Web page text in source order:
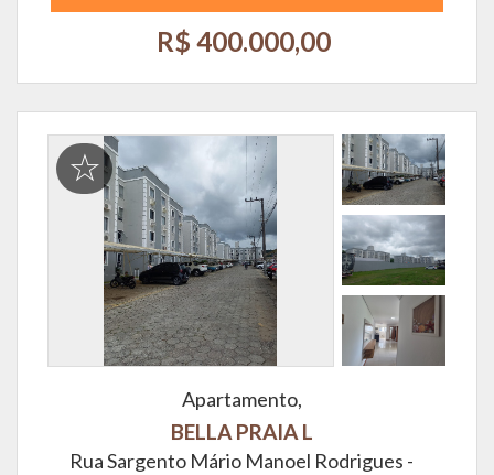
R$ 400.000,00
Apartamento,
BELLA PRAIA L
Rua Sargento Mário Manoel Rodrigues -